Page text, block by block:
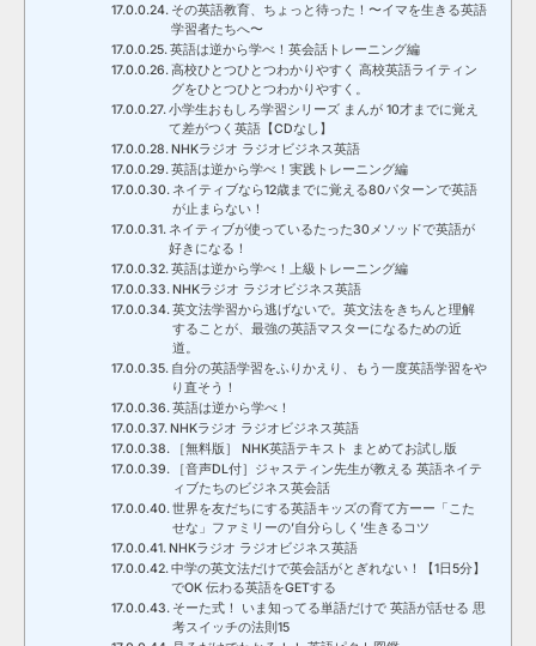
その英語教育、ちょっと待った！〜イマを生きる英語
学習者たちへ〜
英語は逆から学べ！英会話トレーニング編
高校ひとつひとつわかりやすく 高校英語ライティン
グをひとつひとつわかりやすく。
小学生おもしろ学習シリーズ まんが 10才までに覚え
て差がつく英語【CDなし】
NHKラジオ ラジオビジネス英語
英語は逆から学べ！実践トレーニング編
ネイティブなら12歳までに覚える80パターンで英語
が止まらない！
ネイティブが使っているたった30メソッドで英語が
好きになる！
英語は逆から学べ！上級トレーニング編
NHKラジオ ラジオビジネス英語
英文法学習から逃げないで。英文法をきちんと理解
することが、最強の英語マスターになるための近
道。
自分の英語学習をふりかえり、もう一度英語学習をや
り直そう！
英語は逆から学べ！
NHKラジオ ラジオビジネス英語
［無料版］ NHK英語テキスト まとめてお試し版
［音声DL付］ジャスティン先生が教える 英語ネイテ
ィブたちのビジネス英会話
世界を友だちにする英語キッズの育て方ーー「こた
せな」ファミリーの’自分らしく’生きるコツ
NHKラジオ ラジオビジネス英語
中学の英文法だけで英会話がとぎれない！【1日5分】
でOK 伝わる英語をGETする
そーた式！ いま知ってる単語だけで 英語が話せる 思
考スイッチの法則15